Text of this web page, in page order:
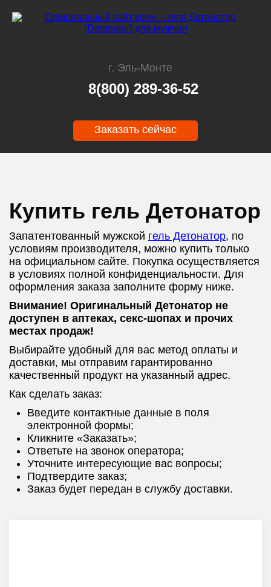
г. Эль-Монте
8(800) 289-36-52
Заказать сейчас
Купить гель Детонатор
Запатентованный мужской гель Детонатор, по
условиям производителя, можно купить только
на официальном сайте. Покупка осуществляется
в условиях полной конфиденциальности. Для
оформления заказа заполните форму ниже.
Внимание! Оригинальный Детонатор не
доступен в аптеках, секс-шопах и прочих
местах продаж!
Выбирайте удобный для вас метод оплаты и
доставки, мы отправим гарантированно
качественный продукт на указанный адрес.
Как сделать заказ:
Введите контактные данные в поля
электронной формы;
Кликните «Заказать»;
Ответьте на звонок оператора;
Уточните интересующие вас вопросы;
Подтвердите заказ;
Заказ будет передан в службу доставки.